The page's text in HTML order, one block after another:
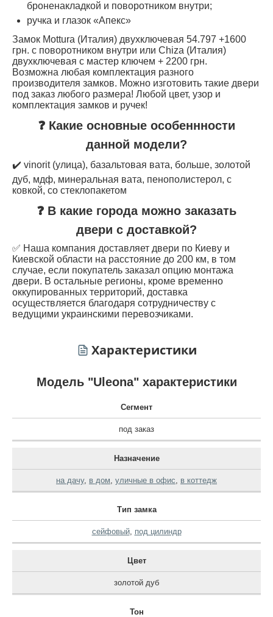
броненакладкой и поворотником внутри;
ручка и глазок «Апекс»
Замок Mottura (Италия) двухключевая 54.797 +1600
грн. с поворотником внутри или Chiza (Италия)
двухключевая с мастер ключем + 2200 грн.
Возможна любая комплектация разного
производителя замков. Можно изготовить такие двери
под заказ любого размера! Любой цвет, узор и
комплектация замков и ручек!
❓ Какие основные особеннности
данной модели?
✔️ vinorit (улица), базальтовая вата, больше, золотой
дуб, мдф, минеральная вата, пенополистерол, с
ковкой, со стеклопакетом
❓ В какие города можно заказать
двери с доставкой?
✅ Наша компания доставляет двери по Киеву и
Киевской области на расстояние до 200 км, в том
случае, если покупатель заказал опцию монтажа
двери. В остальные регионы, кроме временно
оккупированных территорий, доставка
осуществляется благодаря сотрудничеству с
ведущими украинскими перевозчиками.
Характеристики
Модель "Uleona" характеристики
Сегмент
под заказ
Назначение
на дачу, в дом, уличные в офис, в коттедж
Тип замка
сейфовый, под цилиндр
Цвет
золотой дуб
Тон